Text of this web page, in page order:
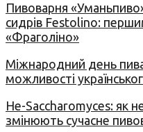
Пивоварня
сидрів Festolino:
«Фраголіно»
Міжнародний день
можливості
Не-Saccharomyces: як
змінюють сучасне